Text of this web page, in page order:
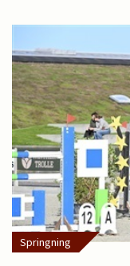
Springning